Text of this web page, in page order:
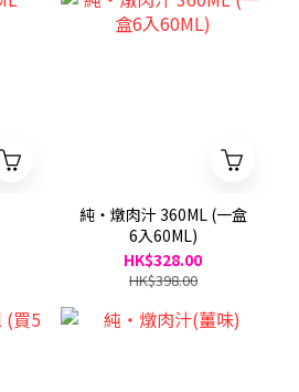
純・燉肉汁 360ML (一盒
6入60ML)
HK$328.00
HK$398.00